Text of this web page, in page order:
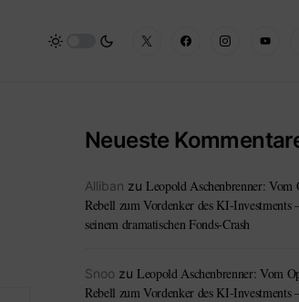
Neueste
Alliban zu Leopold Aschenbrenner: Vom
Rebell zum Vordenker des KI-Investments
seinem dramatischen Fonds-Crash
Snoo zu Leopold Aschenbrenner: Vom
Rebell zum Vordenker des KI-Investments